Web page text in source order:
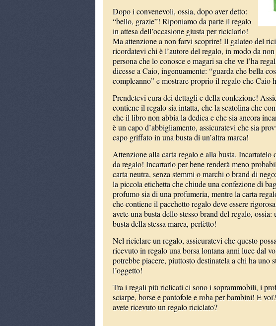
Dopo i convenevoli, ossia, dopo aver detto:
“bello, grazie”! Riponiamo da parte il regalo
in attesa dell’occasione giusta per riciclarlo!
Ma attenzione a non farvi scoprire! Il galateo del
ricordatevi chi è l’autore del regalo, in modo da
persona che lo conosce e magari sa che ve l’ha
dicesse a Caio, ingenuamente: “guarda che bella
compleanno” e mostrare proprio il regalo che Caio
Prendetevi cura dei dettagli e della confezione!
contiene il regalo sia intatta, che la scatolina che
che il libro non abbia la dedica e che sia ancora
è un capo d’abbigliamento, assicuratevi che sia
capo griffato in una busta di un’altra marca!
Attenzione alla carta regalo e alla busta.
da regalo! Incartarlo per bene renderà meno
carta neutra, senza stemmi o marchi o brand di
la piccola etichetta che chiude una confezione di
profumo sia di una profumeria, mentre la carta
che contiene il pacchetto regalo deve essere
avete una busta dello stesso brand del regalo,
busta della stessa marca, perfetto!
Nel riciclare un regalo, assicuratevi che questo
ricevuto in regalo una borsa lontana anni luce dal
potrebbe piacere, piuttosto destinatela a chi ha
l’oggetto!
Tra i regali più riclicati ci sono i soprammobili, i
sciarpe, borse e pantofole e roba per bambini! E
avete ricevuto un regalo riciclato?